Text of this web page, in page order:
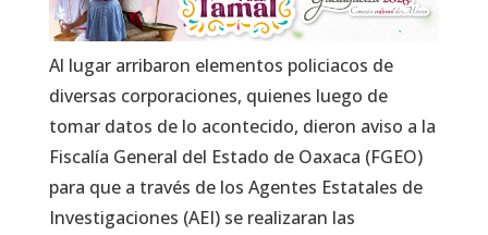
Al lugar arribaron elementos policiacos de
diversas corporaciones, quienes luego de
tomar datos de lo acontecido, dieron aviso a la
Fiscalía General del Estado de Oaxaca (FGEO)
para que a través de los Agentes Estatales de
Investigaciones (AEI) se realizaran las